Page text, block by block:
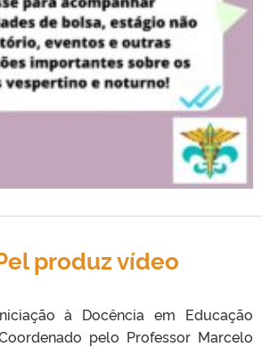
produz vídeo
à Docência em Educação
pelo Professor Marcelo